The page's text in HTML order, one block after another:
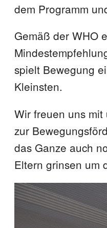
dem Programm
Gemäß der WHO
spielt Bewegung
Kleinsten.
Wir freuen uns
zur
das Ganze auch
Eltern grinsen um